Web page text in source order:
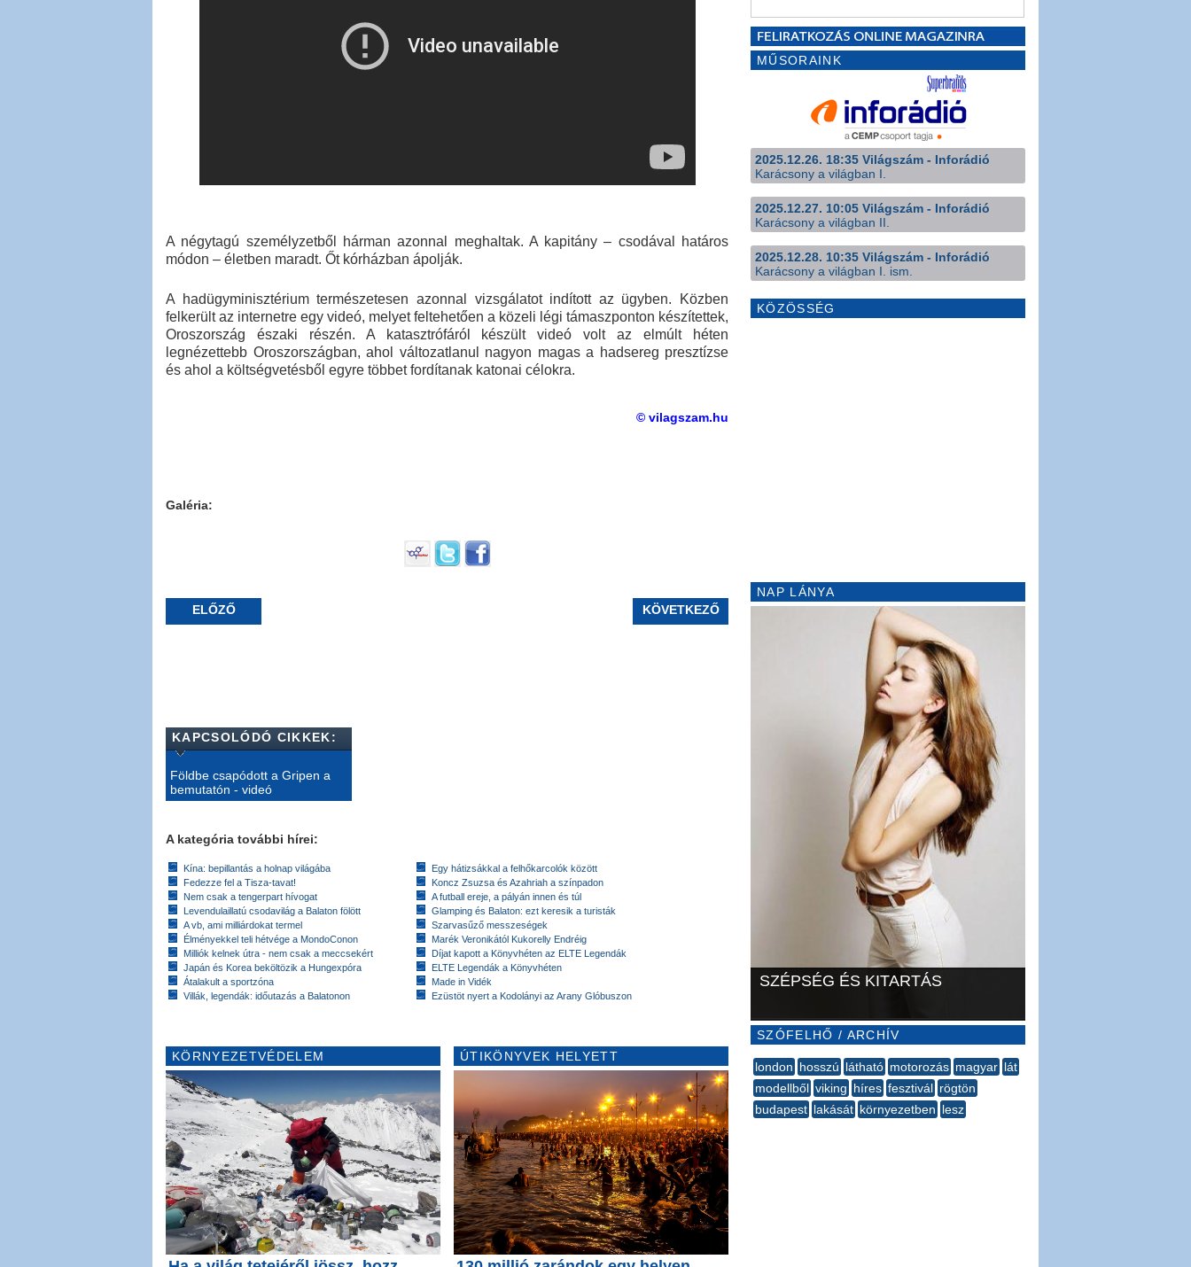
A négytagú személyzetből hárman azonnal meghaltak. A kapitány – csodával határos
módon – életben maradt. Őt kórházban ápolják.
A hadügyminisztérium természetesen azonnal vizsgálatot indított az ügyben. Közben
felkerült az internetre egy videó, melyet feltehetően a közeli légi támaszponton készítettek,
Oroszország északi részén. A katasztrófáról készült videó volt az elmúlt héten
legnézettebb Oroszországban, ahol változatlanul nagyon magas a hadsereg presztízse
és ahol a költségvetésből egyre többet fordítanak katonai célokra.
© vilagszam.hu
Galéria:
ELŐZŐ KÖVETKEZŐ
KAPCSOLÓDÓ CIKKEK:
Földbe csapódott a Gripen a
bemutatón - videó
A kategória további hírei:
Kína: bepillantás a holnap világába
Fedezze fel a Tisza-tavat!
Nem csak a tengerpart hívogat
Levendulaillatú csodavilág a Balaton fölött
A vb, ami milliárdokat termel
Élményekkel teli hétvége a MondoConon
Milliók kelnek útra - nem csak a meccsekért
Japán és Korea beköltözik a Hungexpóra
Átalakult a sportzóna
Villák, legendák: időutazás a Balatonon
Egy hátizsákkal a felhőkarcolók között
Koncz Zsuzsa és Azahriah a színpadon
A futball ereje, a pályán innen és túl
Glamping és Balaton: ezt keresik a turisták
Szarvasűző messzeségek
Marék Veronikától Kukorelly Endréig
Díjat kapott a Könyvhéten az ELTE Legendák
ELTE Legendák a Könyvhéten
Made in Vidék
Ezüstöt nyert a Kodolányi az Arany Glóbuszon
KÖRNYEZETVÉDELEM ÚTIKÖNYVEK HELYETT
MŰSORAINK
2025.12.26. 18:35 Világszám - Inforádió
Karácsony a világban I.
2025.12.27. 10:05 Világszám - Inforádió
Karácsony a világban II.
2025.12.28. 10:35 Világszám - Inforádió
Karácsony a világban I. ism.
KÖZÖSSÉG
NAP LÁNYA
SZÉPSÉG ÉS KITARTÁS
SZÓFELHŐ / ARCHÍV
london hosszú látható motorozás magyar lát
modellből viking híres fesztivál rögtön
budapest lakását környezetben lesz